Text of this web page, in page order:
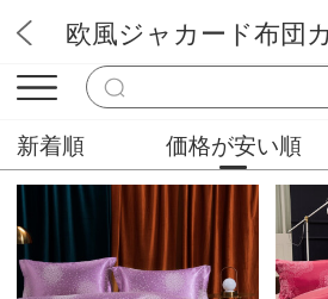
アリスランド
欧風ジャカード布団
新着順 価格が安い順